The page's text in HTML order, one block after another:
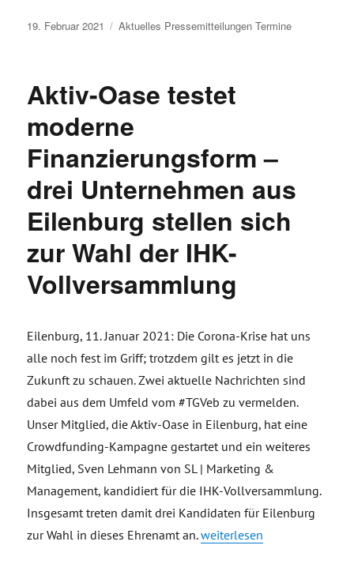
Veröffentlicht
19. Februar 2021 Aktuelles Pressemitteilungen Termine
Aktiv-Oase testet
moderne
Finanzierungsform –
drei Unternehmen aus
Eilenburg stellen sich
zur Wahl der IHK-
Vollversammlung
Eilenburg, 11. Januar 2021: Die Corona-Krise hat uns
alle noch fest im Griff; trotzdem gilt es jetzt in die
Zukunft zu schauen. Zwei aktuelle Nachrichten sind
dabei aus dem Umfeld vom #TGVeb zu vermelden.
Unser Mitglied, die Aktiv-Oase in Eilenburg, hat eine
Crowdfunding-Kampagne gestartet und ein weiteres
Mitglied, Sven Lehmann von SL | Marketing &
Management, kandidiert für die IHK-Vollversammlung.
Insgesamt treten damit drei Kandidaten für Eilenburg
zur Wahl in dieses Ehrenamt an.„Aktiv-Oase testet
weiterlesen